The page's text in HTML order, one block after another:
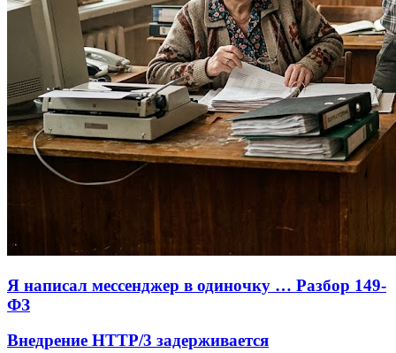
Я написал мессенджер в одиночку … Разбор 149-
ФЗ
Внедрение HTTP/3 задерживается